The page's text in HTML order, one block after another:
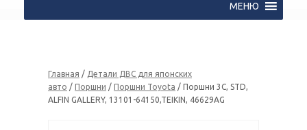
МЕНЮ
Главная / Детали ДВС для японских
авто / Поршни / Поршни Toyota / Поршни 3C, STD,
ALFIN GALLERY, 13101-64150,TEIKIN, 46629AG